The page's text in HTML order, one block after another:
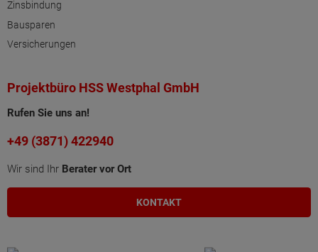
Zinsbindung
Bausparen
Versicherungen
Projektbüro HSS Westphal GmbH
Rufen Sie uns an!
+49 (3871) 422940
Wir sind Ihr Berater vor Ort
KONTAKT